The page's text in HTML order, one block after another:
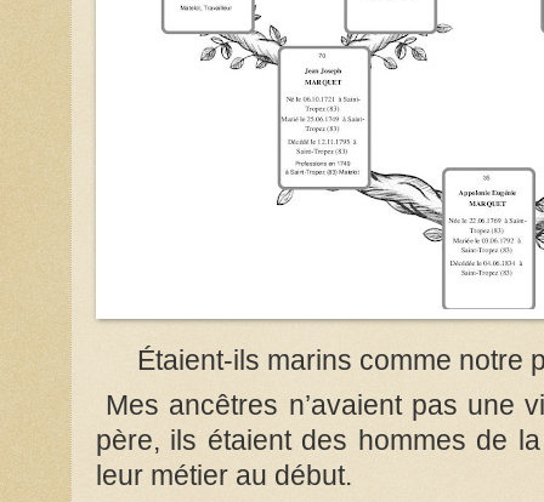
Étaient-ils marins comme notre
Mes ancêtres n’avaient pas une
père, ils étaient des hommes de
leur métier au début.